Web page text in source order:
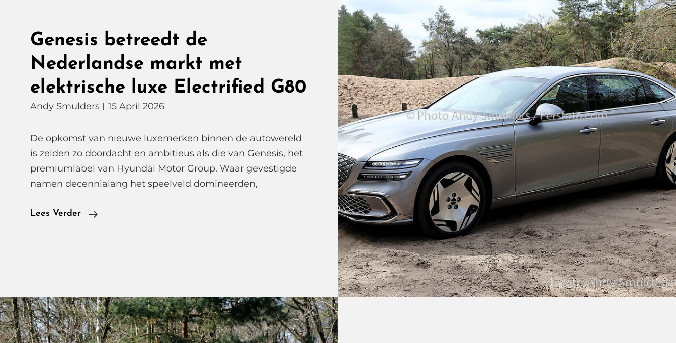
Zaptec
Pro
Maakt
Thuisladen
Toekomstbestendig
Genesis betreedt de
Nederlandse markt met
elektrische luxe Electrified G80
Andy Smulders 15 April 2026
De opkomst van nieuwe luxemerken binnen de autowereld
is zelden zo doordacht en ambitieus als die van Genesis, het
premiumlabel van Hyundai Motor Group. Waar gevestigde
namen decennialang het speelveld domineerden,
Lees Verder
Genesis
Elektrische
Luxe
Electrified